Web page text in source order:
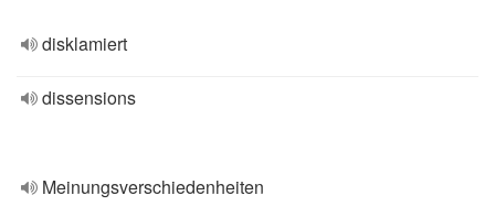
disklamiert
dissensions
Meinungsverschiedenheiten